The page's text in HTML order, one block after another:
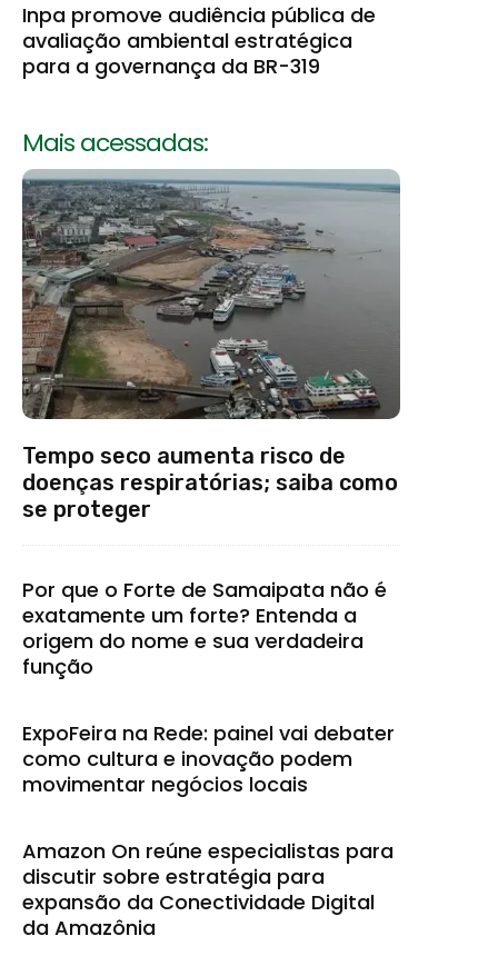
Inpa promove audiência pública de
avaliação ambiental estratégica
para a governança da BR-319
Mais acessadas:
Tempo seco aumenta risco de
doenças respiratórias; saiba como
se proteger
Por que o Forte de Samaipata não é
exatamente um forte? Entenda a
origem do nome e sua verdadeira
função
ExpoFeira na Rede: painel vai debater
como cultura e inovação podem
movimentar negócios locais
Amazon On reúne especialistas para
discutir sobre estratégia para
expansão da Conectividade Digital
da Amazônia